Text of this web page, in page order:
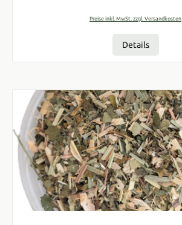
Preise inkl. MwSt. zzgl. Versandkosten
Details